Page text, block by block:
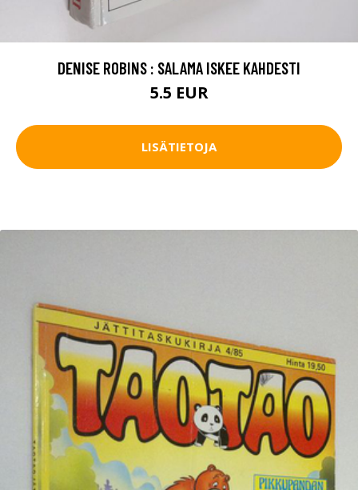
DENISE ROBINS : SALAMA ISKEE KAHDESTI
5.5 EUR
LISÄTIETOJA